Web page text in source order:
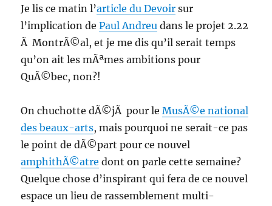
Je lis ce matin l’article du Devoir sur
l’implication dePaul Andreu dans le projet 2.22
Ã MontrÃ©al, et je me dis qu’il serait temps
qu’on ait les mÃªmes ambitions pour
QuÃ©bec, non?!
On chuchotte dÃ©jÃ pour leMusÃ©e national
des beaux-arts, mais pourquoi ne serait-ce pas
le point de dÃ©part pour ce nouvel
amphithÃ©atre dont on parle cette semaine?
Quelque chose d’inspirant qui fera de ce nouvel
espace un lieu de rassemblement multi-